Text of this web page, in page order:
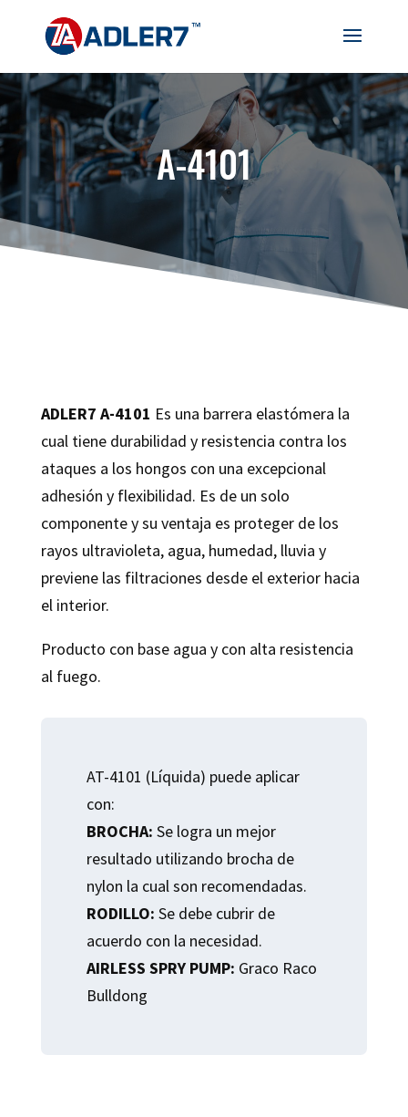
A-4101
ADLER7 A-4101 Es una barrera elastómera la
cual tiene durabilidad y resistencia contra los
ataques a los hongos con una excepcional
adhesión y flexibilidad. Es de un solo
componente y su ventaja es proteger de los
rayos ultravioleta, agua, humedad, lluvia y
previene las filtraciones desde el exterior hacia
el interior.
Producto con base agua y con alta resistencia
al fuego.
AT-4101 (Líquida) puede aplicar
con:
BROCHA: Se logra un mejor
resultado utilizando brocha de
nylon la cual son recomendadas.
RODILLO: Se debe cubrir de
acuerdo con la necesidad.
AIRLESS SPRY PUMP: Graco Raco
Bulldong